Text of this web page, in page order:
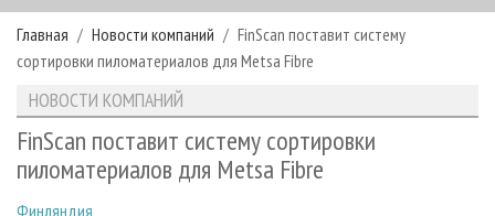
РУБРИКИ И ТЕМЫ
РУБРИКИ ЖУРНАЛА
ЛЕСНОЕ ХОЗЯЙСТВО
ЛЕСОЗАГОТОВКА
ЛЕСОПИЛЕНИЕ
НОВОСТИ
КАЛЕНДАРЬ СОБЫТИЙ
НОВОСТИ ЛПК
НОВОСТИ ЖУРНАЛА
ПРОЕКТЫ ЛПИ
АНАЛИТИКА
ПРЕДПРИЯТИЯ ЛПК
АРХИВ
АРХИВ ЖУРНАЛОВ
О ЖУРНАЛЕ
РЕКЛАМОДАТЕЛЯМ
Главная Новости компаний
FinSсan поставит систему
сортировки пиломатериалов для Metsa Fibre
НОВОСТИ КОМПАНИЙ
FinSсan поставит систему сортировки
пиломатериалов для Metsa Fibre
Финляндия